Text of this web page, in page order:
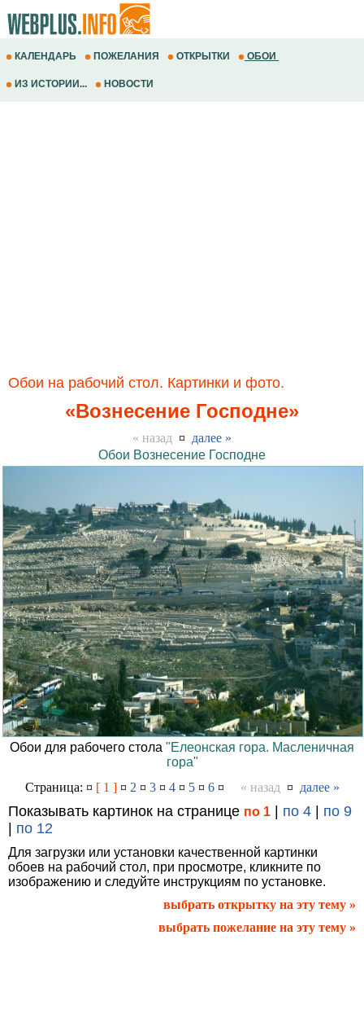
КАЛЕНДАРЬ ПОЖЕЛАНИЯ ОТКРЫТКИ ОБОИ
ИЗ ИСТОРИИ... НОВОСТИ
Обои на рабочий стол. Картинки и фото.
«Вознесение Господне»
« назад ¤ далее »
Обои Вознесение Господне
Обои для рабочего стола "Елеонская гора. Масленичная
гора"
Страница: ¤ [ 1 ]¤ 2 ¤ 3¤ 4¤ 5¤ 6¤ « назад ¤ далее »
Показывать картинок на странице по 1 по 4
по 9
по 12
Для загрузки или установки качественной картинки
обоев на рабочий стол, при просмотре, кликните по
изображению и следуйте инструкциям по установке.
выбрать открытку на эту тему »
выбрать пожелание на эту тему »